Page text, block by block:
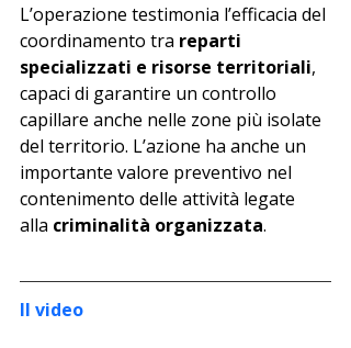
L’operazione testimonia l’efficacia del
coordinamento tra reparti
specializzati e risorse territoriali,
capaci di garantire un controllo
capillare anche nelle zone più isolate
del territorio. L’azione ha anche un
importante valore preventivo nel
contenimento delle attività legate
alla criminalità organizzata.
Il video